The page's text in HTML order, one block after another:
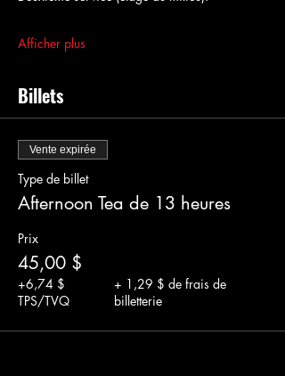
Afficher plus
Billets
Vente expirée
Type de billet
Afternoon Tea de 13 heures
Prix
45,00 $
+6,74 $
TPS/TVQ
+ 1,29 $ de frais de
billetterie